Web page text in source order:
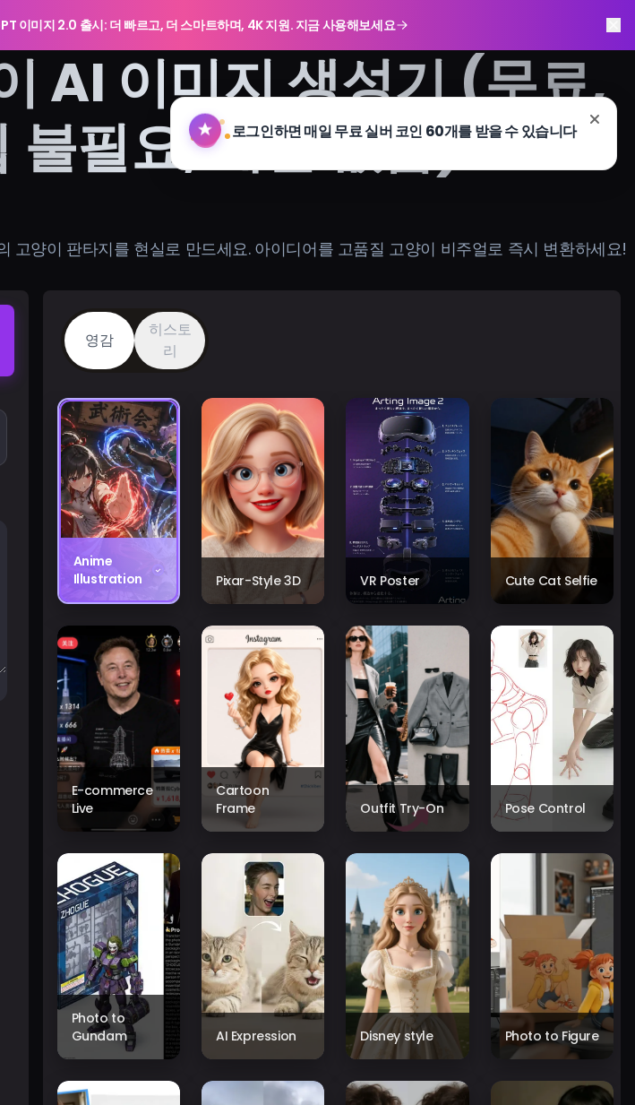
이미지 2.0 출시: 더 빠르고, 더 스마트하며, 4K 지원. 지금 사용해보세요
AI 이미지 생성기 (무료,
불필요, 제한 없음)
고양이 판타지를 현실로 만드세요. 아이디어를 고품질 고양이 비주얼로 즉시 변환하세요!
영감
히스토
리
Anime
Illustration
Pixar-Style 3D VR Poster Cute Cat Selfie
E-commerce
Live
Cartoon
Frame
Outfit Try-On Pose Control
Photo to
Gundam
AI Expression Disney style Photo to Figure